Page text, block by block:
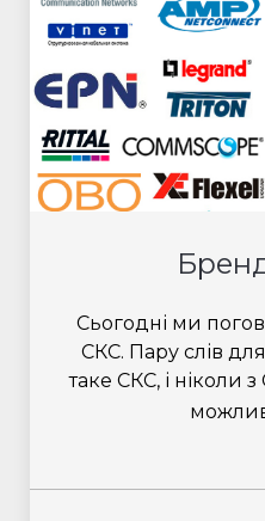
Сьогодні ми
СКС. Пару слів
таке СКС, і ніколи